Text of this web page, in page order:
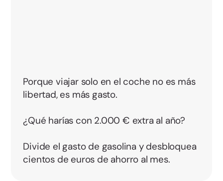
Porque viajar solo en el coche no es más
libertad, es más gasto.
¿Qué harías con 2.000 € extra al año?
Divide el gasto de gasolina y desbloquea
cientos de euros de ahorro al mes.